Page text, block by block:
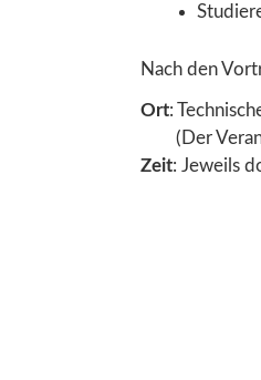
Nach den
Ort:
(Der
Zeit: Jeweils